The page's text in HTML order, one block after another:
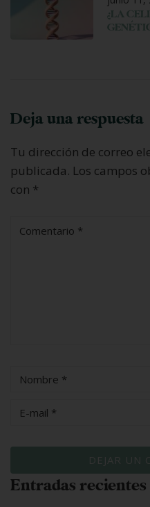
¿LA
Deja una respuesta
Tu dirección de correo
publicada. Los campos
con *
Entradas recientes